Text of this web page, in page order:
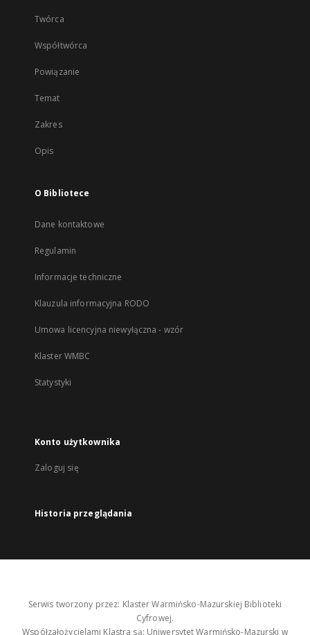
Twórca
Współtwórca
Powiązanie
Temat
Zakres
Opis
O Bibliotece
Dane kontaktowe
Regulamin
Informacje techniczne
Klauzula informacyjna RODO
Umowa licencyjna niewyłączna - wzór
Klaster WMBC
Statystyki
Konto użytkownika
Zaloguj się
Historia przeglądania
Serwis tworzony przez: Klaster Warmińsko-Mazurskiej Biblioteki
Cyfrowej.
Współzałożycielami Klastra są: Uniwersytet Warmińsko-Mazurski w